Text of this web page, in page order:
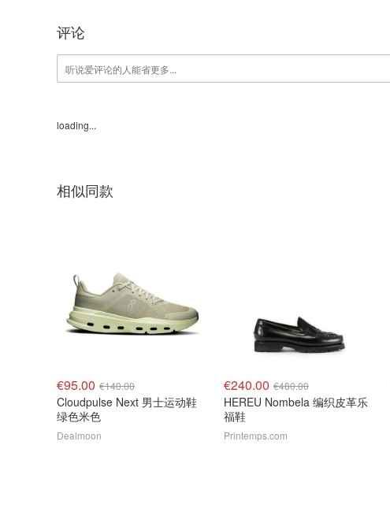
评论
loading...
相似同款
€95.00 €140.00
Cloudpulse Next 男士运动鞋
绿色米色
Dealmoon
€240.00 €480.00
HEREU Nombela 编织皮革乐
福鞋
Printemps.com